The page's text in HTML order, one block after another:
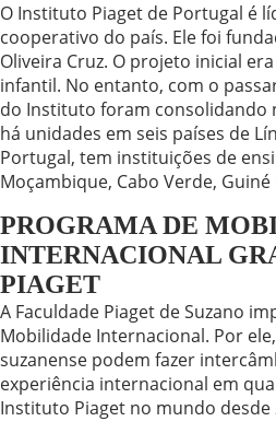
O Instituto Piaget de Portugal é
cooperativo do país. Ele foi
Oliveira Cruz. O projeto inicial
infantil. No entanto, com o
do Instituto foram consolidando
há unidades em seis países de
Portugal, tem instituições de
Moçambique, Cabo Verde, Guiné
PROGRAMA DE
INTERNACIONAL
PIAGET
A Faculdade Piaget de Suzano
Mobilidade Internacional. Por
suzanense podem fazer
experiência internacional em
Instituto Piaget no mundo desde